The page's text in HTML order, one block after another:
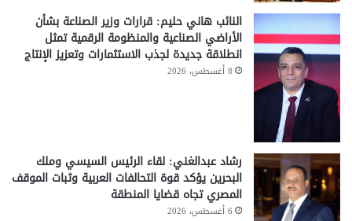
النائب هاني حليم: قرارات وزير الصناعة بشأن
الأراضي الصناعية والمنظومة الرقمية تمثل
انطلاقة جديدة لجذب الاستثمارات وتعزيز الإنتاج
8 أغسطس، 2026
رشاد عبدالغني: لقاء الرئيس السيسي وملك
البحرين يؤكد قوة التحالفات العربية وثبات الموقف
المصري تجاه قضايا المنطقة
6 أغسطس، 2026